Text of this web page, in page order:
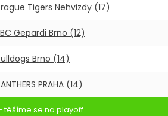
Tigers Nehvizdy (17)
Gepardi Brno (12)
Brno (14)
PRAHA (14)
těšíme se na playoff